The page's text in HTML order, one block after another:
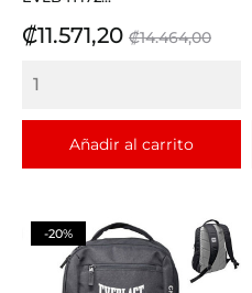
Precio
₡11.571,20 Precio
₡14.464,00
Añadir al carrito
-20%